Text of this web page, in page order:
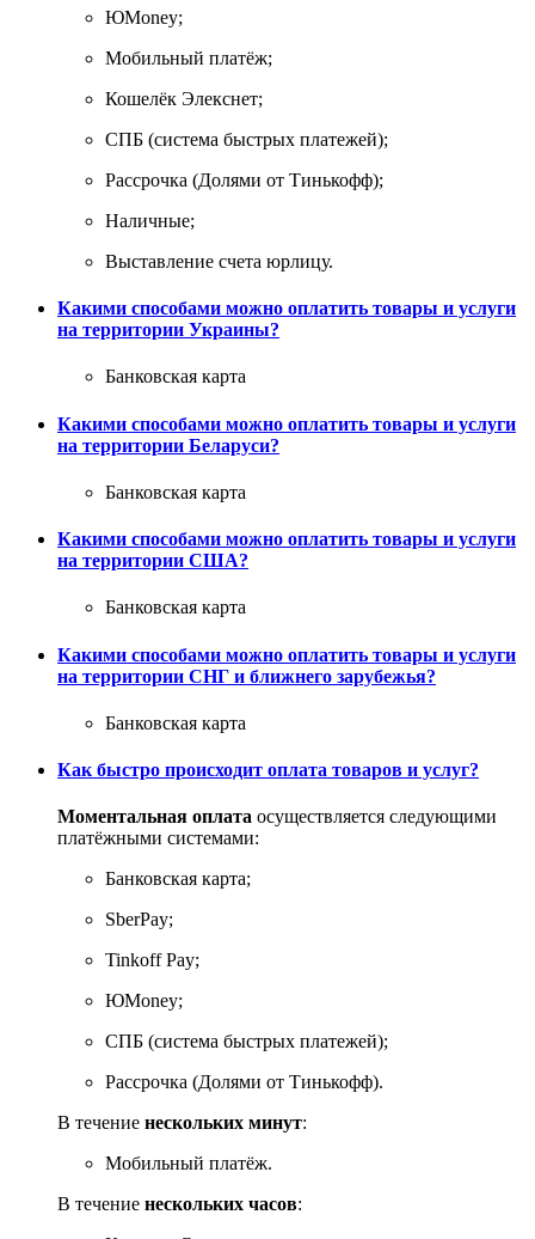
ЮMoney;
Мобильный платёж;
Кошелёк Элекснет;
СПБ (система быстрых платежей);
Рассрочка (Долями от Тинькофф);
Наличные;
Выставление счета юрлицу.
Какими способами можно оплатить товары и услуги
на территории Украины?
Банковская карта
Какими способами можно оплатить товары и услуги
на территории Беларуси?
Банковская карта
Какими способами можно оплатить товары и услуги
на территории США?
Банковская карта
Какими способами можно оплатить товары и услуги
на территории СНГ и ближнего зарубежья?
Банковская карта
Как быстро происходит оплата товаров и услуг?
Моментальная оплата осуществляется следующими
платёжными системами:
Банковская карта;
SberPay;
Tinkoff Pay;
ЮMoney;
СПБ (система быстрых платежей);
Рассрочка (Долями от Тинькофф).
В течение нескольких минут:
Мобильный платёж.
В течение нескольких часов: